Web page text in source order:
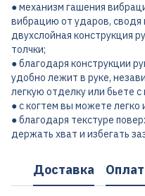
● механизм гашения
вибрацию от ударов, сводя
двухслойная конструкция
толчки;
● благодаря конструкции
удобно лежит в руке,
легкую отделку или бьете с
● с когтем вы можете
● благодаря текстуре
держать хват и избегать
Доставка